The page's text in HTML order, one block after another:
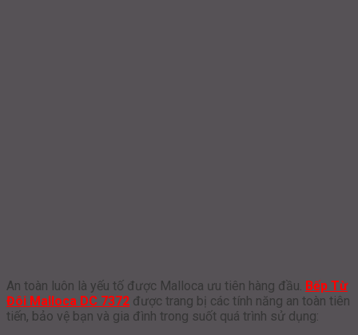
An toàn luôn là yếu tố được Malloca ưu tiên hàng đầu. Bếp Từ
Đôi Malloca DC 7372 được trang bị các tính năng an toàn tiên
tiến, bảo vệ bạn và gia đình trong suốt quá trình sử dụng: